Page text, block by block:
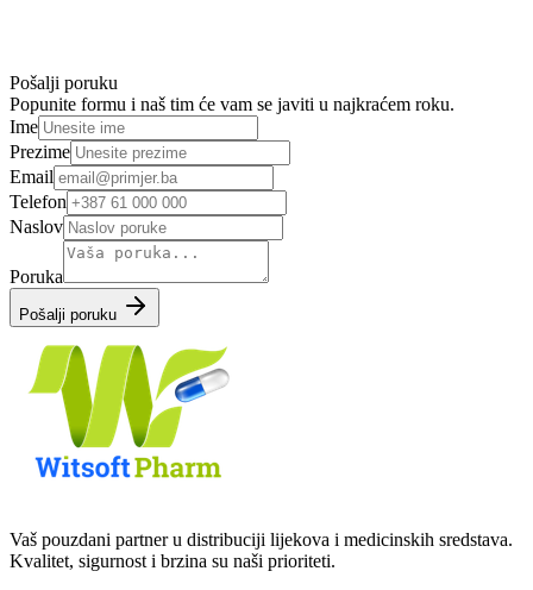
Pošalji poruku
Popunite formu i naš tim će vam se javiti u najkraćem roku.
Ime
Prezime
Email
Telefon
Naslov
Poruka
Pošalji poruku
Vaš pouzdani partner u distribuciji lijekova i medicinskih sredstava.
Kvalitet, sigurnost i brzina su naši prioriteti.